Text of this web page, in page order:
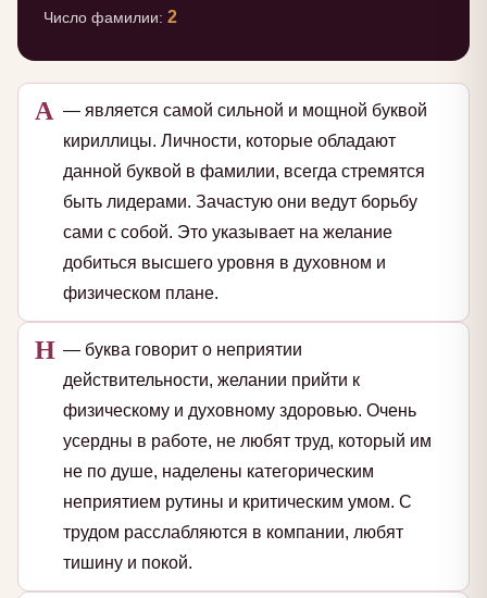
Число фамилии: 2
А — является самой сильной и мощной буквой
кириллицы. Личности, которые обладают
данной буквой в фамилии, всегда стремятся
быть лидерами. Зачастую они ведут борьбу
сами с собой. Это указывает на желание
добиться высшего уровня в духовном и
физическом плане.
Н — буква говорит о неприятии
действительности, желании прийти к
физическому и духовному здоровью. Очень
усердны в работе, не любят труд, который им
не по душе, наделены категорическим
неприятием рутины и критическим умом. С
трудом расслабляются в компании, любят
тишину и покой.